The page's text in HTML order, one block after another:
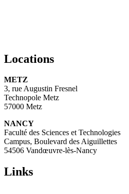
Locations
METZ
3, rue Augustin Fresnel
Technopole Metz
57000 Metz
NANCY
Faculté des Sciences et Technologies
Campus, Boulevard des Aiguillettes
54506 Vandœuvre-lès-Nancy
Links